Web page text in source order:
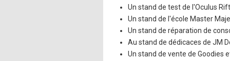
Un stand de test de l'Oculus Rift.
Un stand de l'école Master
Un stand de réparation de
Au stand de dédicaces de JM
Un stand de vente de Goodies